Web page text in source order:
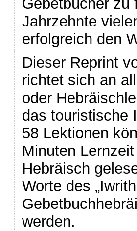
Gebetbücher zu
Jahrzehnte
erfolgreich den
Dieser Reprint
richtet sich an
oder
das touristische
58 Lektionen
Minuten
Hebräisch
Worte des
werden.